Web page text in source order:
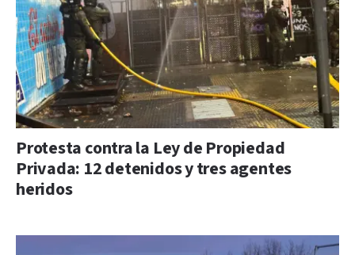
Protesta contra la Ley de Propiedad
Privada: 12 detenidos y tres agentes
heridos